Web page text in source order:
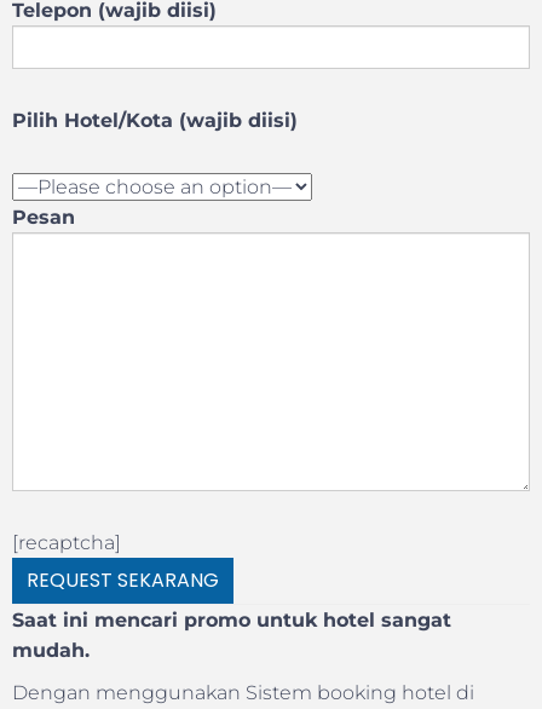
Telepon (wajib diisi)
Pilih Hotel/Kota (wajib diisi)
Pesan
[recaptcha]
Saat ini mencari promo untuk hotel sangat
mudah.
Dengan menggunakan Sistem booking hotel di